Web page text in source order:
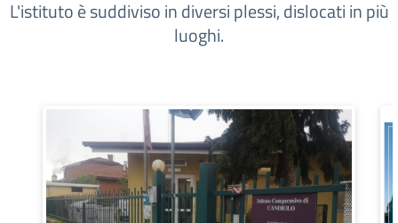
L'istituto è suddiviso in diversi plessi, dislocati in più
luoghi.